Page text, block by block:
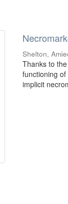
Shelton,
Thanks to
functioning
implicit